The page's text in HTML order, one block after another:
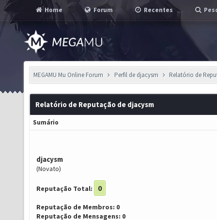
Home Forum Recentes
MEGAMU Mu Online Forum Perfil de djacysm Relatório de
Relatório de Reputação de djacysm
Sumário
djacysm
(Novato)
Reputação Total: 0
Reputação de Membros: 0
Reputação de Mensagens: 0